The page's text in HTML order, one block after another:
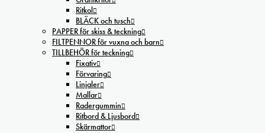
Ritkol
BLÄCK och tusch
PAPPER för skiss & teckning
FILTPENNOR för vuxna och barn
TILLBEHÖR för teckning
Fixativ
Förvaring
Linjaler
Mallar
Radergummin
Ritbord & Ljusbord
Skärmattor